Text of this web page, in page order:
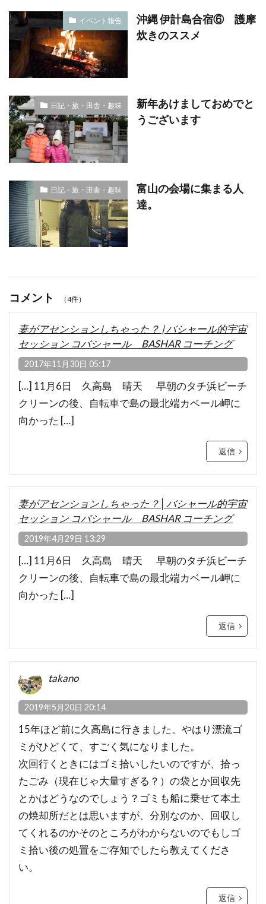
イベント報告
沖縄 伊計島合宿⑥ 護摩
炊きのススメ
日記・旅・田舎・趣味
新年あけましておめでと
うございます
日記・旅・田舎・趣味
富山の会場に集まる人
達。
コメント （4件）
妻がアセンションしちゃった？ | バシャール的宇宙
セッション コバシャール BASHAR コーチング
2017年11月30日 05:17
[…] 11月6日 久高島 晴天 早朝のタチ浜ビーチ
クリーンの後、自転車で島の最北端カベール岬に
向かった […]
返信
妻がアセンションしちゃった？│バシャール的宇宙
セッション コバシャール BASHAR コーチング
2019年4月29日 13:29
[…] 11月6日 久高島 晴天 早朝のタチ浜ビーチ
クリーンの後、自転車で島の最北端カベール岬に
向かった […]
返信
takano
2019年5月20日 20:14
15年ほど前に久高島に行きました。やはり漂流ゴ
ミがひどくて、すごく気になりました。
次回行くときにはゴミ拾いしたいのですが、拾っ
たごみ（現在じゃ大量すぎる？）の袋とか回収先
とかはどうなのでしょう？ゴミも船に乗せて本土
の焼却所だとは思いますが、分別なのか、回収し
てくれるのかそのところがわからないのでもしゴ
ミ拾い後の処置をご存知でしたら教えてくださ
い。
返信